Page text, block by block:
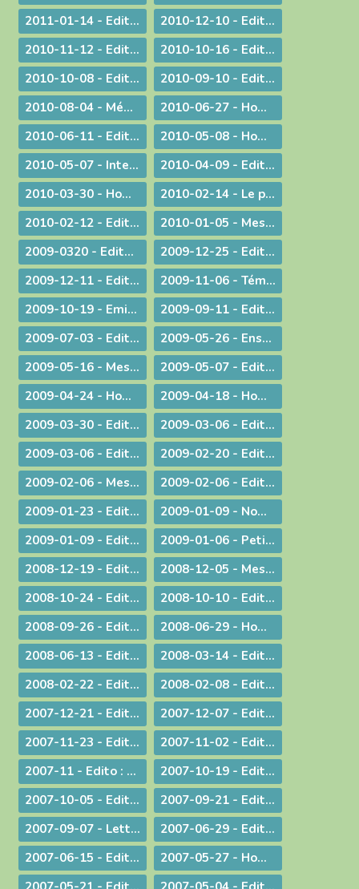
2011-01-14 - Edito : Une nouvelle année
2010-12-10 - Edito : Quel chemin pour l'humanité ?
2010-11-12 - Edito : Les saints n'ont pas disparu !
2010-10-16 - Edito : Le Synode pour le Moyen-Orient devrait tous nous faire réfléchir...
2010-10-08 - Edito : CARITAS IN VERITATE
2010-09-10 - Edito : Au rendez-vous des urgences, la mission est la première invitée
2010-08-04 - Méditation aux vêpres à Ars
2010-06-27 - Homélie pour les ordinations
2010-06-11 - Edito : S.D.F. pour une quin­zaine !
2010-05-08 - Homélie : Journée provinciale pour les vocations
2010-05-07 - Interview : La communion entre Eglises - Retour d'Irlande
2010-04-09 - Edito : "Attirons-le dans un piège"
2010-03-30 - Homélie pour la Messe chrismale
2010-02-14 - Le prêtre, guetteur de Dieu
2010-02-12 - Edito : La vérité de l'histoire
2010-01-05 - Message : Du nouveau dans la communication du diocèse de Belley-Ars !
2009-0320 - Edito : Quel avenir pour la paternité ?
2009-12-25 - Edito : Que de­vons-nous faire ?
2009-12-11 - Edito : Identité nationale
2009-11-06 - Témoignage : Demain, la vie de nos communautés chrétiennes
2009-10-19 - Emission : A propos du travail le dimanche
2009-09-11 - Edito : Une année pastorale qui ne ressemble à aucune autre !
2009-07-03 - Edito : Une toile de fond peu commune... pour une fin d'année ordinaire !
2009-05-26 - Enseignement : Journée du Presbyterium
2009-05-16 - Message : Evangélisation et année sacerdotale
2009-05-07 - Edito : Faut-il encore garder un peu de religion ?
2009-04-24 - Homélie pour la messe chrismale
2009-04-18 - Homélie : A Dieu !
2009-03-30 - ­Edito : Le choc de la dif­fé­rence
2009-03-06 - Edito : L'impact universel de nos responsabilités individuelles
2009-03-06 - Edito : Donner
2009-02-20 - Edito : Le droit de vivre !
2009-02-06 - Message aux diocésains à propos de la levée des excommunications des quatre évêques de la Fraternité Saint Pie X
2009-02-06 - Edito : Un nouveau pas sur la route de l'évangélisation
2009-01-23 - Edito : Une prière sans parole
2009-01-09 - Nomination : le P. S. Bataille, futur Supérieur du Séminaire Français de Rome
2009-01-09 - Edito : Sur les traces de saint Paul : le Forum de l'évangélisation
2009-01-06 - Petit guide de lecture de l'encylique « L'ÉGLISE VIT DE L'EUCHARISTIE »
2008-12-19 - Edito : Noël ou l'humilité de Dieu
2008-12-05 - Message pour le Jubilé du Saint Curé d'Ars
2008-10-24 - Edito : Rendez à César... rendez à Dieu...
2008-10-10 - Edito : La Parole de Dieu et la marche du monde
2008-09-26 - Edito : L'Eglise en France, une nouvelle fois visitée
2008-06-29 - Homélie pour les ordinations
2008-06-13 - Edito : Dialogue interreligieux : Le sens de la liberté religieuse
2008-03-14 - Edito : Là où se trouve Dieu... là se trouve l'avenir
2008-02-22 - Edito : Le regard de la foi
2008-02-08 - Edito : Quelle unité ?
2007-12-21 - Edito : Noël : Souffler sur les braises de l'espérance !
2007-12-07 - Edito : Anne-Lorraine - Sa résistance lui a coûté la vie !
2007-11-23 - Edito : La remise des Actes : une démarche liturgique
2007-11-02 - Edito : La remise d'un livre : une démarche diocésaine
2007-11 - Edito : A propos du Téléthon 2007
2007-10-19 - Edito : Discerner
2007-10-05 - Edito : Des temps nouveaux pour l'Evangile "Passons aux Actes !"
2007-09-21 - Edito : L'amour du plus faible
2007-09-07 - Lettre aux prêtres à propos du Motu Proprio
2007-06-29 - Edito : Merci à vous, prêtres nouvellement nommés
2007-06-15 - Edito : A propos des "sans papiers"
2007-05-27 - Homélie de Confirmation - Pentecôte